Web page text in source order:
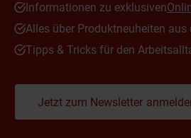
Informationen zu exklusiven
Alles über Produktneuheiten aus
Tipps & Tricks für den
Jetzt zum Newsletter